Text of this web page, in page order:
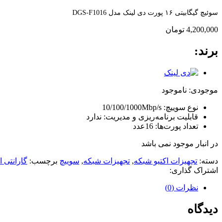
سوئیچ گیگابیتی ۱۶ پورت دی لینک مدل DGS-F1016
4,200,000 تومان
برند:
موجودی: ناموجود
نوع سوییچ: 10/100/1000Mbp/s
قابلیت برنامه‌ریزی و مدیریت: ندارد
تعداد پورت‌ها: 16عدد
در انبار موجود نمی باشد
دسته: تجهیزات اکتیو شبکه, تجهیزات شبکه, سوییچ برچسب:
اشتراک گذاری:
نظرات (0)
دیدگاه